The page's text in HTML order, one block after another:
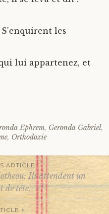
les
lui appartenez, et
Ephrem, Geronda Gabriel,
, Orthodoxie
ARTICLE
Ils attendent un
de tête.